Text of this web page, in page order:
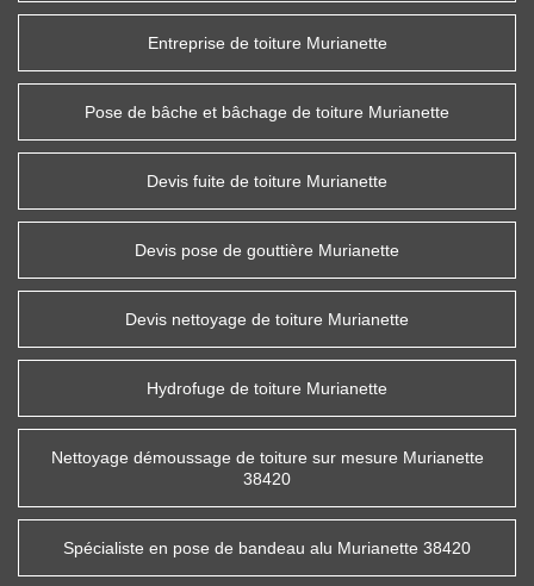
Entreprise de toiture Murianette
Pose de bâche et bâchage de toiture Murianette
Devis fuite de toiture Murianette
Devis pose de gouttière Murianette
Devis nettoyage de toiture Murianette
Hydrofuge de toiture Murianette
Nettoyage démoussage de toiture sur mesure Murianette
38420
Spécialiste en pose de bandeau alu Murianette 38420